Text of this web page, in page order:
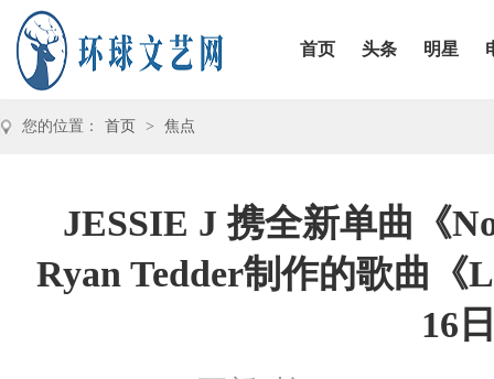
首页 头条 明星
您的位置： 首页 > 焦点
JESSIE J 携全新单曲《
Ryan Tedder制作的歌曲《
16